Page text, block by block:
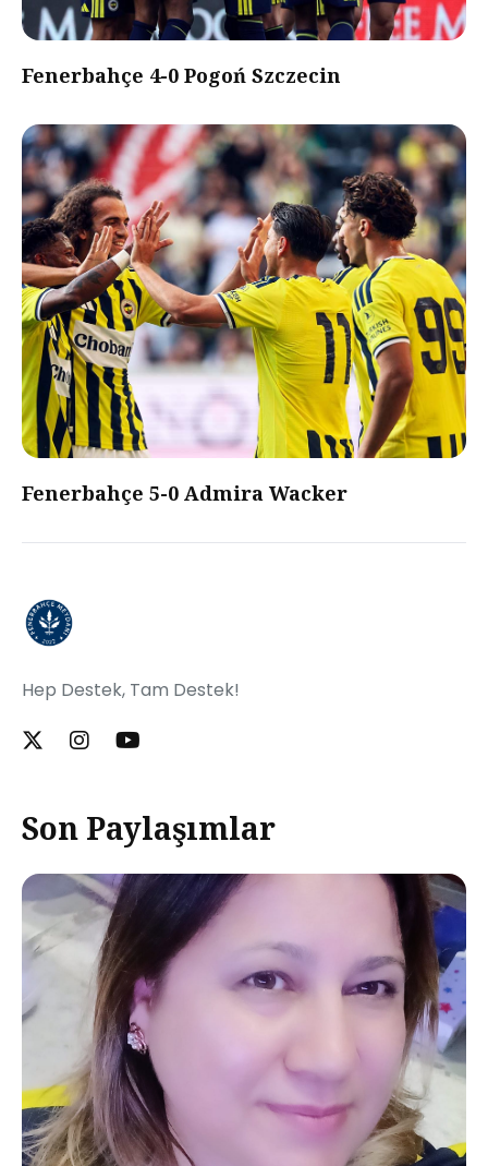
Fenerbahçe 4-0 Pogoń Szczecin
Fenerbahçe 5-0 Admira Wacker
Hep Destek, Tam Destek!
Son Paylaşımlar